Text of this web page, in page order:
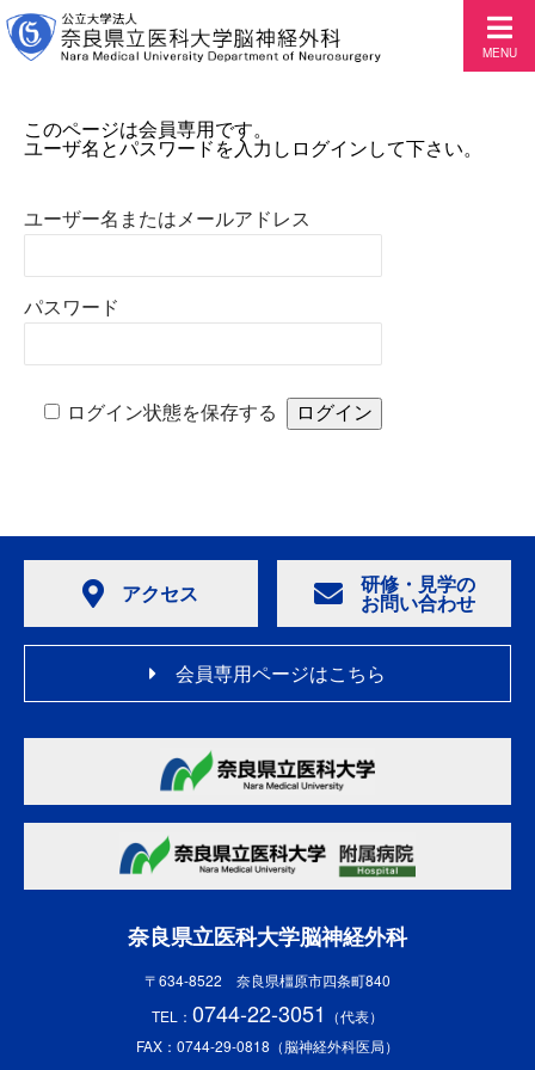
MENU
このページは会員専用です。
ユーザ名とパスワードを入力しログインして下さい。
ユーザー名またはメールアドレス
パスワード
ログイン状態を保存する
アクセス 研修・見学の
お問い合わせ
会員専用ページはこちら
奈良県立医科大学脳神経外科
〒634-8522 奈良県橿原市四条町840
TEL： 0744-22-3051 （代表）
FAX：0744-29-0818（脳神経外科医局）